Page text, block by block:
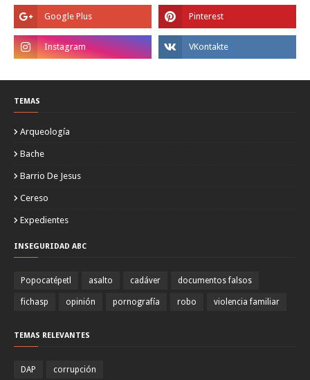
TEMAS
Arqueología
Bache
Barrio De Jesus
Cereso
Expedientes
INSEGURIDAD ABC
Popocatépetl asalto cadáver documentos falsos
fichasp opinión pornografía robo violencia familiar
TEMAS RELEVANTES
DAP corrupción